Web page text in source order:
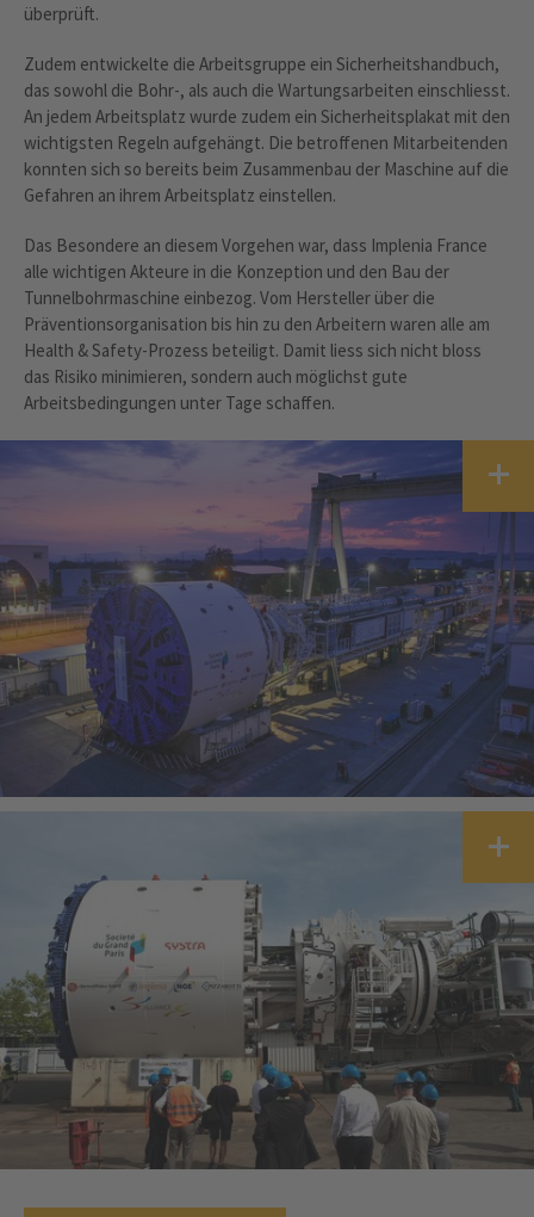
überprüft.
Zudem entwickelte die Arbeitsgruppe ein Sicherheitshandbuch,
das sowohl die Bohr-, als auch die Wartungsarbeiten einschliesst.
An jedem Arbeitsplatz wurde zudem ein Sicherheitsplakat mit den
wichtigsten Regeln aufgehängt. Die betroffenen Mitarbeitenden
konnten sich so bereits beim Zusammenbau der Maschine auf die
Gefahren an ihrem Arbeitsplatz einstellen.
Das Besondere an diesem Vorgehen war, dass Implenia France
alle wichtigen Akteure in die Konzeption und den Bau der
Tunnelbohrmaschine einbezog. Vom Hersteller über die
Präventionsorganisation bis hin zu den Arbeitern waren alle am
Health & Safety-Prozess beteiligt. Damit liess sich nicht bloss
das Risiko minimieren, sondern auch möglichst gute
Arbeitsbedingungen unter Tage schaffen.